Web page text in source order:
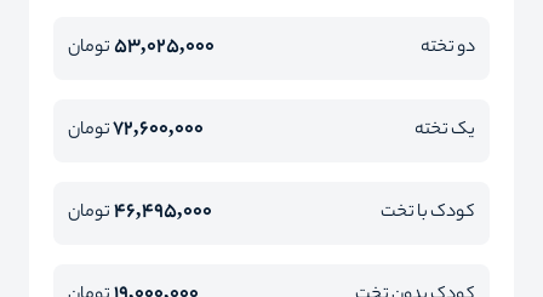
دو تخته 53,025,000تومان
یک تخته 72,600,000تومان
کودک با تخت 46,495,000تومان